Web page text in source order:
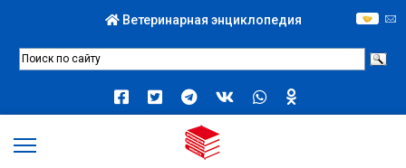
Ветеринарная энциклопедия